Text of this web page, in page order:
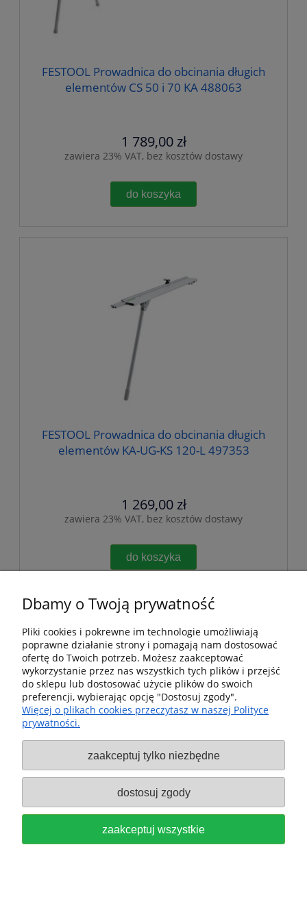
FESTOOL Prowadnica do obcinania długich
elementów CS 50 i 70 KA 488063
1 789,00 zł
zawiera 23% VAT, bez kosztów dostawy
do koszyka
FESTOOL Prowadnica do obcinania długich
elementów KA-UG-KS 120-L 497353
1 269,00 zł
zawiera 23% VAT, bez kosztów dostawy
do koszyka
FESTOOL Prowadnica do obcinania długich
elementów KA-UG-KS 120-R do KS 120, KS
88 497352
Dbamy o Twoją prywatność
Pliki cookies i pokrewne im technologie umożliwiają
poprawne działanie strony i pomagają nam dostosować
ofertę do Twoich potrzeb. Możesz zaakceptować
wykorzystanie przez nas wszystkich tych plików i przejść
do sklepu lub dostosować użycie plików do swoich
preferencji, wybierając opcję "Dostosuj zgody".
Więcej o plikach cookies przeczytasz w naszej Polityce
prywatności.
zaakceptuj tylko niezbędne
dostosuj zgody
zaakceptuj wszystkie